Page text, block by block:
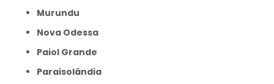
Murundu
Nova Odessa
Paiol Grande
Paraisolândia